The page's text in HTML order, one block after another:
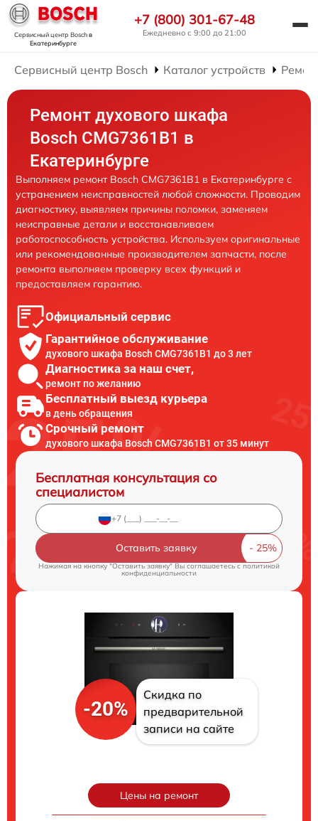
Сервисный центр Boschв
Екатеринбурге
+7 (800) 301-67-48
Ежедневно с 9:00 до 21:00
Сервисный центр Bosch Каталог устройств
Ремонт духового шкафа
Bosch CMG7361B1 в
Екатеринбурге
Выполняем ремонт Bosch CMG7361B1 в Екатеринбурге с
устранением неисправностей любой сложности. Проводим
диагностику, выявляем причины поломки, заменяем
неисправные детали и восстанавливаем
работоспособность устройства. Используем оригинальные
или рекомендованные производителем запчасти, после
ремонта выполняем проверку всех функций и
предоставляем гарантию.
Официальный сервис
Гарантийное обслуживание
духового шкафа Bosch CMG7361B1 до 3 лет
Диагностика за наш счет,
ремонт по желанию
Бесплатный выезд курьера
в день обращения
Срочный ремонт
духового шкафа Bosch CMG7361B1 от 35 минут
Бесплатная консультация со
специалистом
Оставить заявку
Нажимая на кнопку "Оставить заявку" Вы соглашаетесь cполитикой
конфиденциальности
-20%
Скидка по
предварительной
записи на сайте
Цены на ремонт